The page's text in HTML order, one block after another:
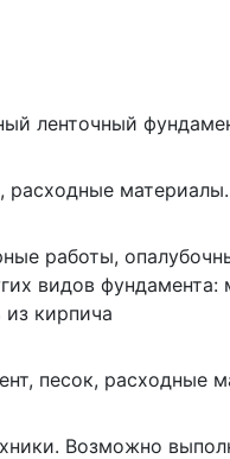
ленточный
расходные
работы,
видов
кирпича
песок, расходные
Возможно